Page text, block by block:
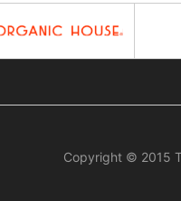
Copyright © 2015